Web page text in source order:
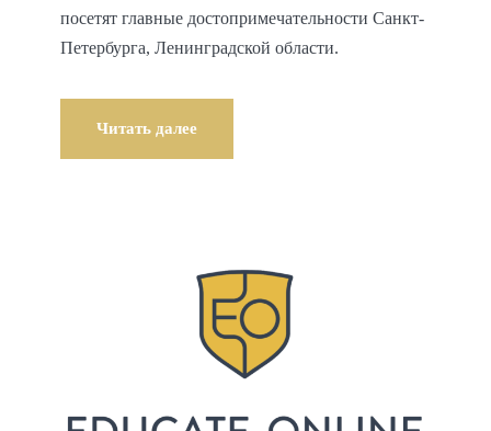
посетят главные достопримечательности Санкт-
Петербурга, Ленинградской области.
Читать далее